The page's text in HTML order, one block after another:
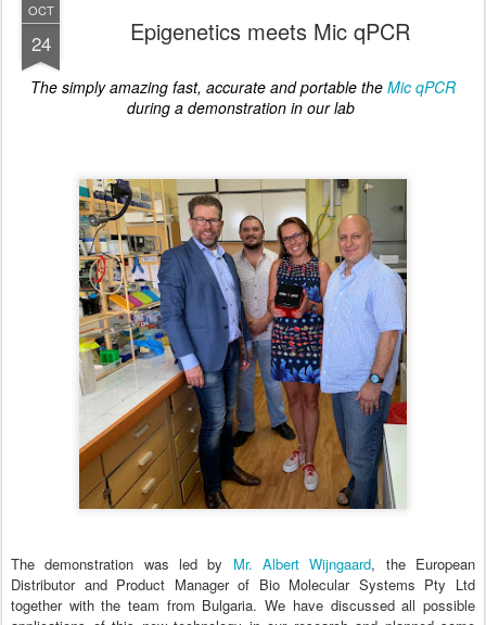
OCT
24 Epigenetics meets Mic qPCR
The simply amazing fast, accurate and portable the Mic qPCR
during a demonstration in our lab
The demonstration was led by Mr. Albert Wijngaard, the European
Distributor and Product Manager of Bio Molecular Systems Pty Ltd
together with the team from Bulgaria. We have discussed all possible